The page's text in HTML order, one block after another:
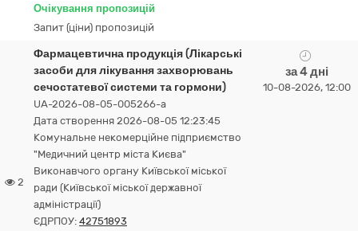
Очікування пропозицій
Запит (ціни) пропозицій
2
Фармацевтична продукція (Лікарські
засоби для лікування захворювань
сечостатевої системи та гормони)
UA-2026-08-05-005266-a
Дата створення 2026-08-05 12:23:45
Комунальне некомерційне підприємство
"Медичний центр міста Києва"
Виконавчого органу Київської міської
ради (Київської міської державної
адміністрації)
ЄДРПОУ: 42751893
за 4 дні
10-08-2026, 12:00